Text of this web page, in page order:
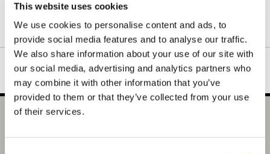
This website uses cookies
We use cookies to personalise content and ads, to
provide social media features and to analyse our traffic.
We also share information about your use of our site with
our social media, advertising and analytics partners who
may combine it with other information that you’ve
provided to them or that they’ve collected from your use
of their services.
の高級感とメッキ加工などの特色の表現で製造したアイテムとな
ります。